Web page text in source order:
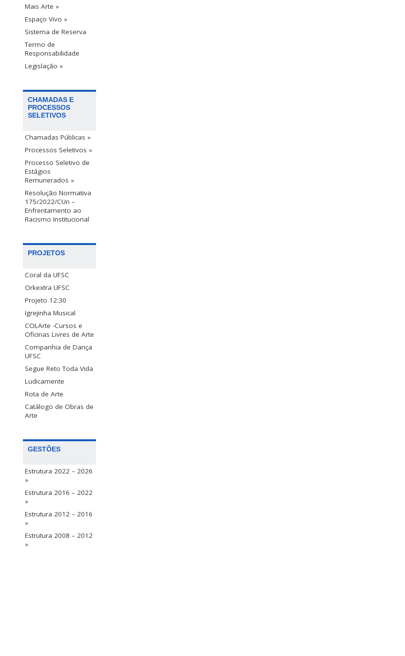
Mais Arte »
Espaço Vivo »
Sistema de Reserva
Termo de
Responsabilidade
Legislação »
CHAMADAS E
PROCESSOS
SELETIVOS
Chamadas Públicas »
Processos Seletivos »
Processo Seletivo de
Estágios
Remunerados »
Resolução Normativa
175/2022/CUn –
Enfrentamento ao
Racismo Institucional
PROJETOS
Coral da UFSC
Orkextra UFSC
Projeto 12:30
Igrejinha Musical
COLArte -Cursos e
Oficinas Livres de Arte
Companhia de Dança
UFSC
Segue Reto Toda Vida
Ludicamente
Rota de Arte
Catálogo de Obras de
Arte
GESTÕES
Estrutura 2022 – 2026
»
Estrutura 2016 – 2022
»
Estrutura 2012 – 2016
»
Estrutura 2008 – 2012
»